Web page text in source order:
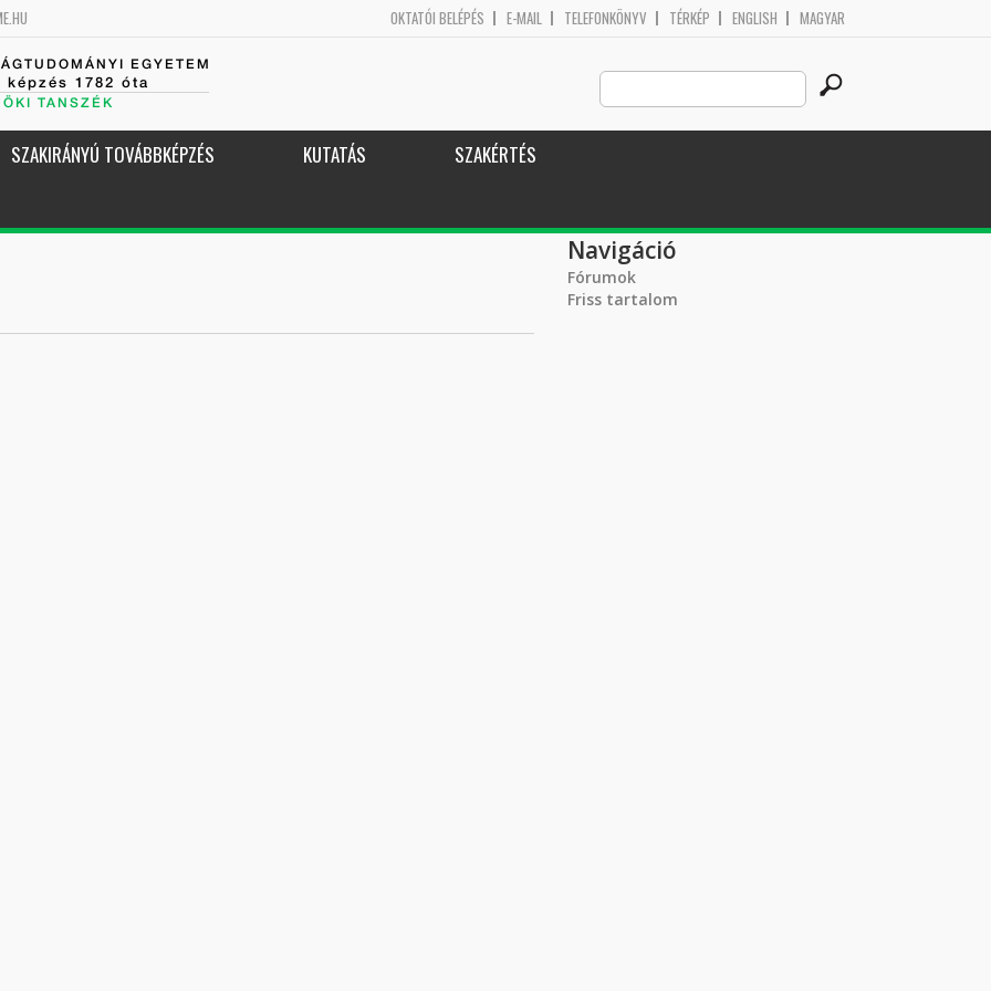
OKTATÓI BELÉPÉS E-MAIL TELEFONKÖNYV TÉRKÉP ENGLISH MAGYAR
EGYETEM
1782 óta
TANSZÉK
Search
this
site
SZAKIRÁNYÚ TOVÁBBKÉPZÉS KUTATÁS
SZAKÉRTÉS
Navigáció
Fórumok
Friss tartalom